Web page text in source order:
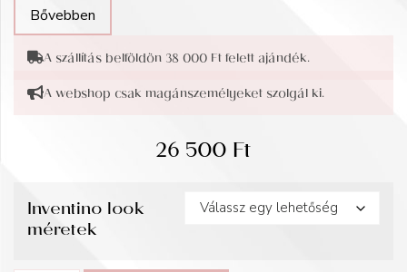
Bővebben
A szállítás belföldön 38 000 Ft felett ajándék.
A webshop csak magánszemélyeket szolgál ki.
26 500Ft
Inventino look
méretek